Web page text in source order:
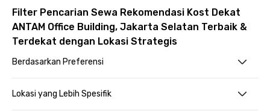
Filter Pencarian Sewa Rekomendasi Kost Dekat
ANTAM Office Building, Jakarta Selatan Terbaik &
Terdekat dengan Lokasi Strategis
Berdasarkan Preferensi
Lokasi yang Lebih Spesifik